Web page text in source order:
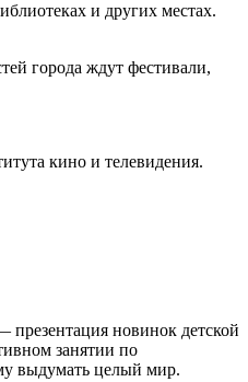
и других местах.
города ждут фестивали,
кино и телевидения.
новинок детской
занятии по
выдумать целый мир.